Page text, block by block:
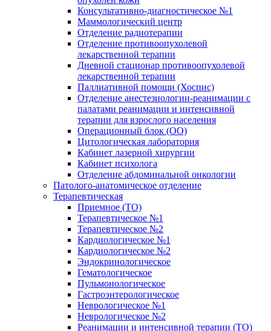
Консультативно-диагностическое №1
Маммологический центр
Отделение радиотерапии
Отделение противоопухолевой
лекарственной терапии
Дневной стационар противоопухолевой
лекарственной терапии
Паллиативной помощи (Хоспис)
Отделение анестезиологии-реанимации с
палатами реанимации и интенсивной
терапии для взрослого населения
Операционный блок (ОО)
Цитологическая лаборатория
Кабинет лазерной хирургии
Кабинет психолога
Отделение абдоминальной онкологии
Патолого-анатомическое отделение
Терапевтическая
Приемное (ТО)
Терапевтическое №1
Терапевтическое №2
Кардиологическое №1
Кардиологическое №2
Эндокринологическое
Гематологическое
Пульмонологическое
Гастроэнтерологическое
Неврологическое №1
Неврологическое №2
Реанимации и интенсивной терапии (ТО)